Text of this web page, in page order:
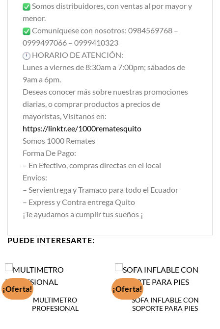
Somos distribuidores, con ventas al por mayor y
menor.
Comuníquese con nosotros: 0984569768 –
0999497066 – 0999410323
HORARIO DE ATENCIÓN:
Lunes a viernes de 8:30am a 7:00pm; sábados de
9am a 6pm.
Deseas conocer más sobre nuestras promociones
diarias, o comprar productos a precios de
mayoristas, Visítanos en:
https://linktr.ee/1000rematesquito
Somos 1000 Remates
Forma De Pago:
– En Efectivo, compras directas en el local
Envíos:
– Servientrega y Tramaco para todo el Ecuador
– Express y Contra entrega Quito
¡Te ayudamos a cumplir tus sueños ¡
PUEDE INTERESARTE:
¡Oferta!
MULTIMETRO
PROFESIONAL
¡Oferta!
SOFA INFLABLE CON
SOPORTE PARA PIES